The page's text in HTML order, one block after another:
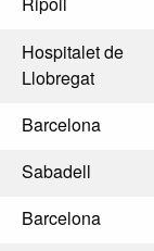
Hospitalet de
Llobregat
Barcelona
Sabadell
Barcelona